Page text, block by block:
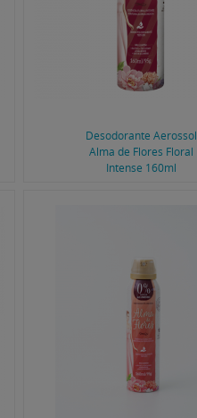
Desodorante Aerossol
Alma de Flores Floral
Intense 160ml